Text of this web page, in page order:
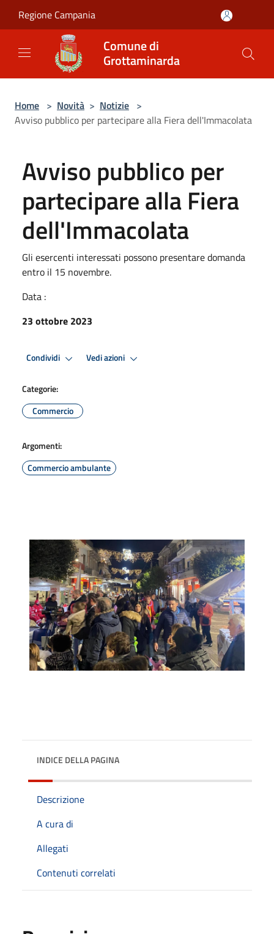
Regione Campania
Comune di
Grottaminarda
Home > Novità > Notizie >
Avviso pubblico per partecipare alla Fiera dell'Immacolata
Avviso pubblico per
partecipare alla Fiera
dell'Immacolata
Gli esercenti interessati possono presentare domanda
entro il 15 novembre.
Data :
23 ottobre 2023
Condividi Vedi azioni
Categorie:
Commercio
Argomenti:
Commercio ambulante
INDICE DELLA PAGINA
Descrizione
A cura di
Allegati
Contenuti correlati